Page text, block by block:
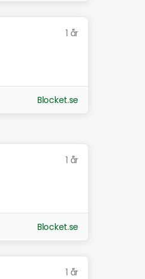
1 år
Blocket.se
1 år
Blocket.se
1 år